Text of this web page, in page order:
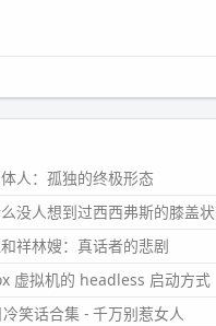
人：孤独的终极形态
没人想到过西西弗斯的膝盖状
祥林嫂：真话者的悲剧
虚拟机的 headless 启动方式
笑话合集 - 千万别惹女人